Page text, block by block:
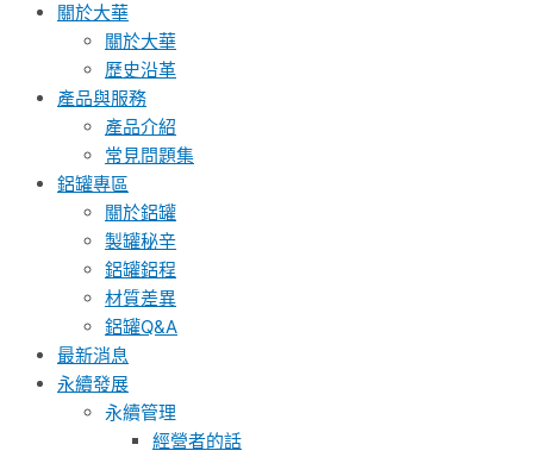
關於大華
關於大華
歷史沿革
產品與服務
產品介紹
常見問題集
鋁罐專區
關於鋁罐
製罐秘辛
鋁罐鋁程
材質差異
鋁罐Q&A
最新消息
永續發展
永續管理
經營者的話